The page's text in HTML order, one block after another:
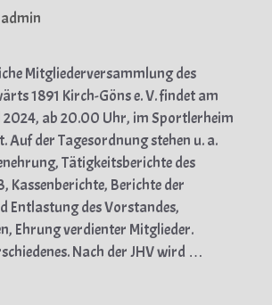
admin
Mitgliederversammlung des
1891 Kirch-Göns e. V. findet am
2024, ab 20.00 Uhr, im Sportlerheim
Auf der Tagesordnung stehen u. a.
Tätigkeitsberichte des
Kassenberichte, Berichte der
Entlastung des Vorstandes,
Ehrung verdienter Mitglieder.
Nach der JHV wird …